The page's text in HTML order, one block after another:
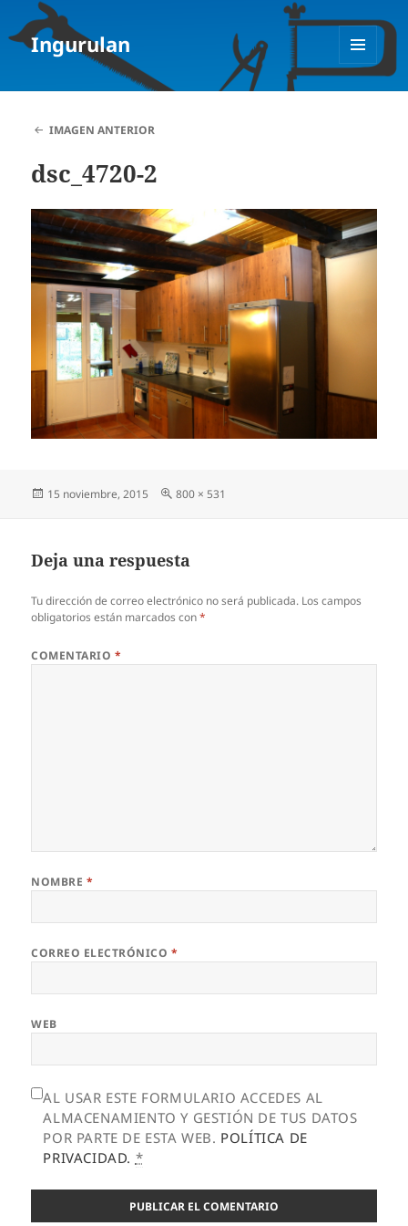
Ingurulan
MENÚ
IMAGEN ANTERIOR
dsc_4720-2
Publicado
15 noviembre, 2015
Tamaño
800 × 531
Deja una respuesta
Tu dirección de correo electrónico no será publicada. Los campos
obligatorios están marcados con*
COMENTARIO *
NOMBRE *
CORREO ELECTRÓNICO *
WEB
AL USAR ESTE FORMULARIO ACCEDES AL
ALMACENAMIENTO Y GESTIÓN DE TUS DATOS
POR PARTE DE ESTA WEB. POLÍTICA DE
PRIVACIDAD. *